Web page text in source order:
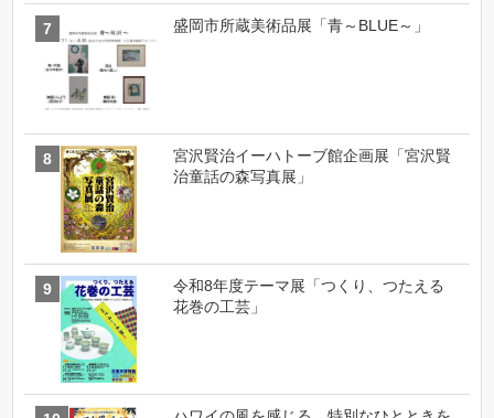
盛岡市所蔵美術品展「青～BLUE～」
宮沢賢治イーハトーブ館企画展「宮沢賢
治童話の森写真展」
令和8年度テーマ展「つくり、つたえる
花巻の工芸」